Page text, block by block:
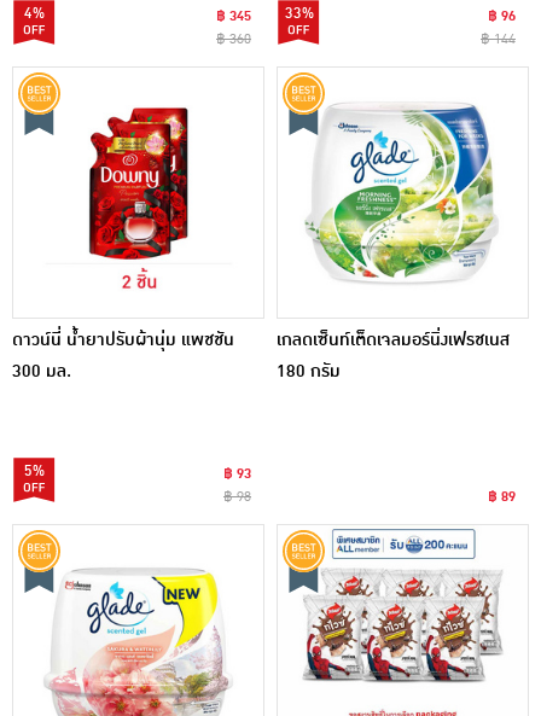
4%
฿ 345
฿ 360
33%
฿ 96
฿ 144
ดาวน์นี่ น้ำยาปรับผ้านุ่ม แพชชัน
300 มล.
5%
฿ 93
฿ 98
เกลดเซ็นท์เต็ดเจลมอร์นิ่งเฟรชเนส
180 กรัม
฿ 89